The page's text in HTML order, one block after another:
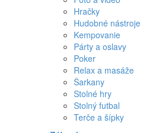
Hračky
Hudobné nástroje
Kempovanie
Párty a oslavy
Poker
Relax a masáže
Šarkany
Stolné hry
Stolný futbal
Terče a šípky